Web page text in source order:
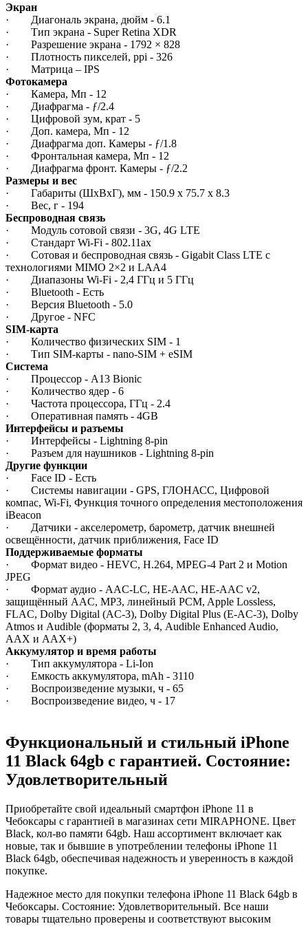
Экран
· Диагональ экрана, дюйм - 6.1
· Тип экрана - Super Retina XDR
· Разрешение экрана - 1792 × 828
· Плотность пикселей, ppi - 326
· Матрица – IPS
Фотокамера
· Камера, Мп - 12
· Диафрагма - ƒ/2.4
· Цифровой зум, крат - 5
· Доп. камера, Мп - 12
· Диафрагма доп. Камеры - ƒ/1.8
· Фронтальная камера, Мп - 12
· Диафрагма фронт. Камеры - ƒ/2.2
Размеры и вес
· Габариты (ШxВxГ), мм - 150.9 x 75.7 x 8.3
· Вес, г - 194
Беспроводная связь
· Модуль сотовой связи - 3G, 4G LTE
· Стандарт Wi-Fi - 802.11ax
· Сотовая и беспроводная связь - Gigabit Class LTE с
технологиями MIMO 2×2 и LAA4
· Диапазоны Wi-Fi - 2,4 ГГц и 5 ГГц
· Bluetooth - Есть
· Версия Bluetooth - 5.0
· Другое - NFC
SIM-карта
· Количество физических SIM - 1
· Тип SIM-карты - nano-SIM + eSIM
Система
· Процессор - A13 Bionic
· Количество ядер - 6
· Частота процессора, ГГц - 2.4
· Оперативная память - 4GB
Интерфейсы и разъемы
· Интерфейсы - Lightning 8-pin
· Разъем для наушников - Lightning 8-pin
Другие функции
· Face ID - Есть
· Системы навигации - GPS, ГЛОНАСС, Цифровой
компас, Wi‑Fi, Функция точного определения местоположения
iBeacon
· Датчики - акселерометр, барометр, датчик внешней
освещённости, датчик приближения, Face ID
Поддерживаемые форматы
· Формат видео - HEVC, H.264, MPEG‑4 Part 2 и Motion
JPEG
· Формат аудио - AAC‑LC, HE‑AAC, HE‑AAC v2,
защищённый AAC, MP3, линейный PCM, Apple Lossless,
FLAC, Dolby Digital (AC‑3), Dolby Digital Plus (E‑AC‑3), Dolby
Atmos и Audible (форматы 2, 3, 4, Audible Enhanced Audio,
AAX и AAX+)
Аккумулятор и время работы
· Тип аккумулятора - Li-Ion
· Емкость аккумулятора, mAh - 3110
· Воспроизведение музыки, ч - 65
· Воспроизведение видео, ч - 17
Функциональный и стильный iPhone
11 Black 64gb с гарантией. Состояние:
Удовлетворительный
Приобретайте свой идеальный смартфон iPhone 11 в
Чебоксары с гарантией в магазинах сети MIRAPHONE. Цвет
Black, кол-во памяти 64gb. Наш ассортимент включает как
новые, так и бывшие в употреблении телефоны iPhone 11
Black 64gb, обеспечивая надежность и уверенность в каждой
покупке.
Надежное место для покупки телефона iPhone 11 Black 64gb в
Чебоксары. Состояние: Удовлетворительный. Все наши
товары тщательно проверены и соответствуют высоким